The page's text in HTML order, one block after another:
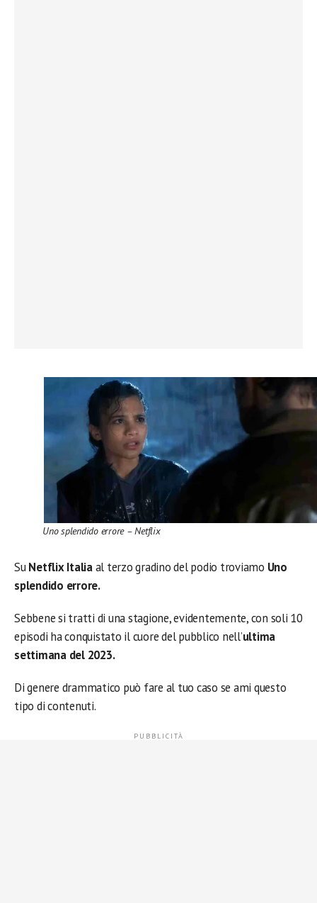
Uno splendido errore – Netflix
SuNetflix Italiaal terzo gradino del podio troviamo Uno
splendido errore.
Sebbene si tratti di una stagione, evidentemente, con soli 10
episodi ha conquistato il cuore del pubblico nell’ultima
settimana del 2023.
Di genere drammatico può fare al tuo caso se ami questo
tipo di contenuti.